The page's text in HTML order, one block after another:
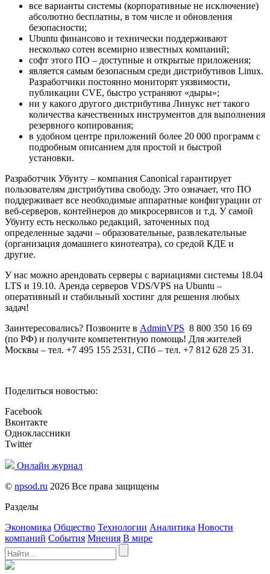
все варианты системы (корпоративные не исключение)
абсолютно бесплатны, в том числе и обновления
безопасности;
Ubuntu финансово и технически поддерживают
несколько сотен всемирно известных компаний;
софт этого ПО – доступные и открытые приложения;
является самым безопасным среди дистрибутивов Linux.
Разработчики постоянно мониторят уязвимости,
публикации CVE, быстро устраняют «дыры»;
ни у какого другого дистрибутива Линукс нет такого
количества качественных инструментов для выполнения
резервного копирования;
в удобном центре приложений более 20 000 программ с
подробным описанием для простой и быстрой
установки.
Разработчик Убунту – компания Canonical гарантирует
пользователям дистрибутива свободу. Это означает, что ПО
поддерживает все необходимые аппаратные конфигурации от
веб-серверов, контейнеров до микросервисов и т.д. У самой
Убунту есть несколько редакций, заточенных под
определенные задачи – образовательные, развлекательные
(организация домашнего кинотеатра), со средой КДЕ и
другие.
У нас можно арендовать серверы с вариациями системы 18.04
LTS и 19.10. Аренда серверов VDS/VPS на Ubuntu –
оперативный и стабильный хостинг для решения любых
задач!
Заинтересовались? Позвоните в AdminVPS 8 800 350 16 69
(по РФ) и получите компетентную помощь! Для жителей
Москвы – тел. +7 495 155 2531, СПб – тел. +7 812 628 25 31.
Поделиться новостью:
Facebook
Вконтакте
Одноклассники
Twitter
Онлайн журнал
© npsod.ru 2026 Все права защищены
Разделы
Экономика Общество Технологии Аналитика Новости
компаний События Мнения В мире